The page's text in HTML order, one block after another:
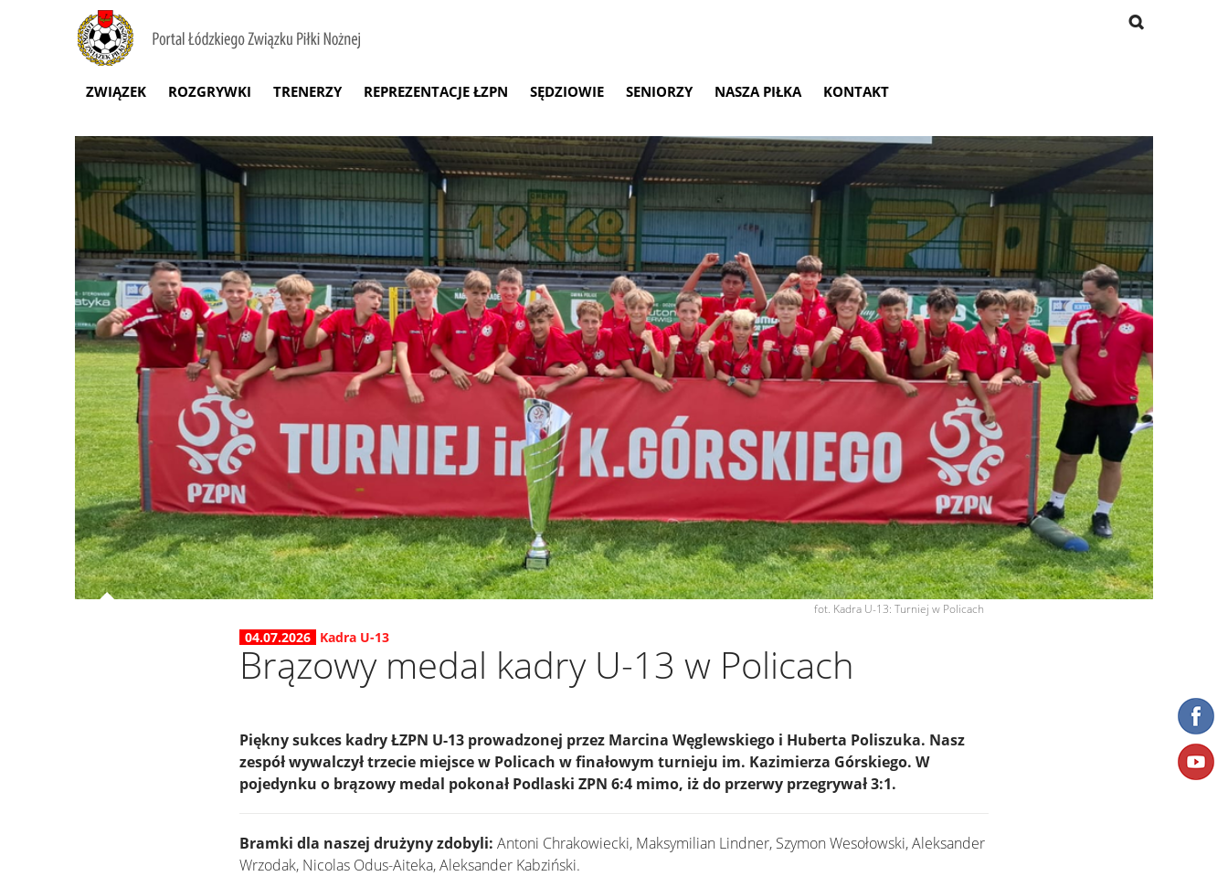
ZWIĄZEK ROZGRYWKI TRENERZY REPREZENTACJE ŁZPN SĘDZIOWIE SENIORZY NASZA PIŁKA KONTAKT
fot. Kadra U-13: Turniej w Policach
04.07.2026 Kadra U-13
Brązowy medal kadry U-13 w Policach
Piękny sukces kadry ŁZPN U-13 prowadzonej przez Marcina Węglewskiego i Huberta Poliszuka. Nasz
zespół wywalczył trzecie miejsce w Policach w finałowym turnieju im. Kazimierza Górskiego. W
pojedynku o brązowy medal pokonał Podlaski ZPN 6:4 mimo, iż do przerwy przegrywał 3:1.
Bramki dla naszej drużyny zdobyli: Antoni Chrakowiecki, Maksymilian Lindner, Szymon Wesołowski, Aleksander
Wrzodak, Nicolas Odus-Aiteka, Aleksander Kabziński.